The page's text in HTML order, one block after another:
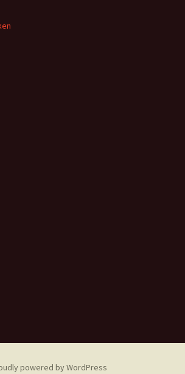
powered by WordPress